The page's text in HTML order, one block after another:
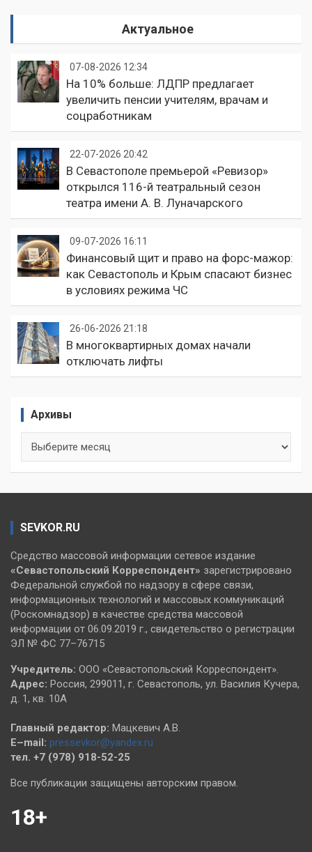
Актуальное
07-08-2026 12:34
На 10% больше: ЛДПР предлагает
увеличить пенсии учителям, врачам и
соцработникам
22-07-2026 20:42
В Севастополе премьерой «Ревизор»
открылся 116-й театральный сезон
театра имени А. В. Луначарского
09-07-2026 16:11
Финансовый щит и право на форс-мажор:
как Севастополь и Крым спасают бизнес
в условиях режима ЧС
26-06-2026 21:18
В многоквартирных домах начали
отключать лифты
Архивы
SEVKOR.RU
Средство массовой информации сетевое издание
«Севастопольский Корреспондент» зарегистрировано
Федеральной службой по надзору в сфере связи,
информационных технологий и массовых коммуникаций
(Роскомнадзор) в качестве средства массовой
информации от 06.09.2019 г., свидетельство о регистрации
ЭЛ № ФС 77–76715
Учредитель: ООО «Севастопольский Корреспондент».
Адрес: Россия, 299011, г. Севастополь, ул. Василия Кучера,
д. 1, кв. 10А
Главный редактор: Мацкевич А.В.
E–mail: pressevkor@yandex.ru
тел. +7 (978) 918-52-25
Все публикации защищены авторским правом.
18+